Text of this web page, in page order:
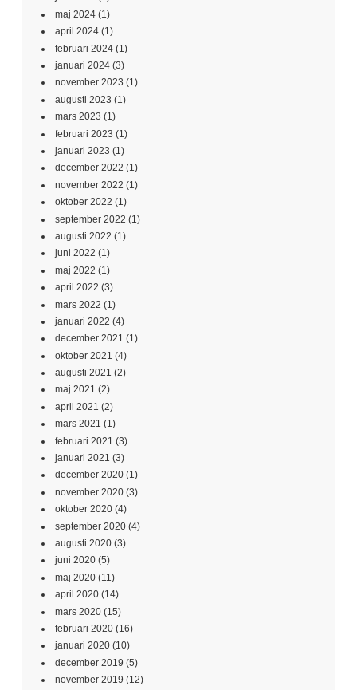
maj 2024 (1)
april 2024 (1)
februari 2024 (1)
januari 2024 (3)
november 2023 (1)
augusti 2023 (1)
mars 2023 (1)
februari 2023 (1)
januari 2023 (1)
december 2022 (1)
november 2022 (1)
oktober 2022 (1)
september 2022 (1)
augusti 2022 (1)
juni 2022 (1)
maj 2022 (1)
april 2022 (3)
mars 2022 (1)
januari 2022 (4)
december 2021 (1)
oktober 2021 (4)
augusti 2021 (2)
maj 2021 (2)
april 2021 (2)
mars 2021 (1)
februari 2021 (3)
januari 2021 (3)
december 2020 (1)
november 2020 (3)
oktober 2020 (4)
september 2020 (4)
augusti 2020 (3)
juni 2020 (5)
maj 2020 (11)
april 2020 (14)
mars 2020 (15)
februari 2020 (16)
januari 2020 (10)
december 2019 (5)
november 2019 (12)